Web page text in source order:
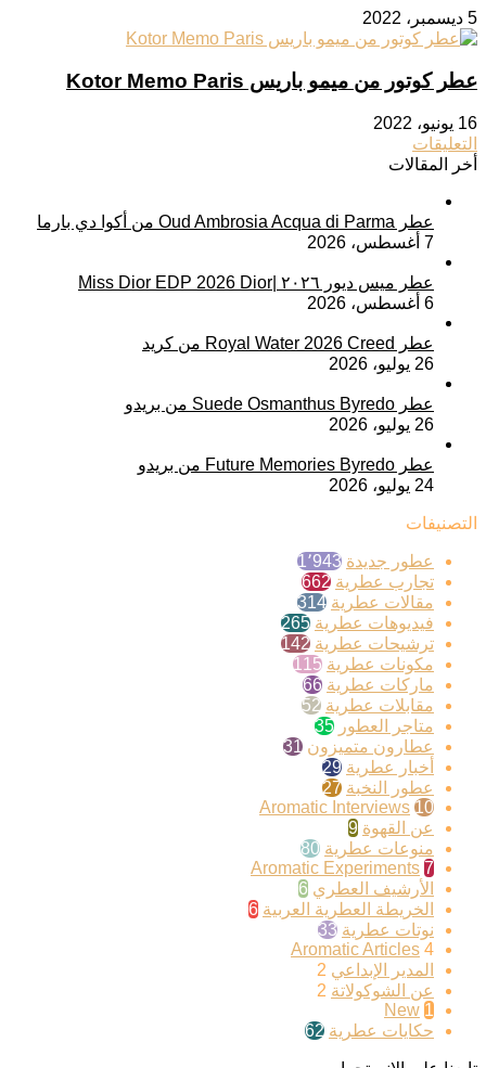
5 ديسمبر، 2022
عطر كوتور من ميمو باريس Kotor Memo Paris
16 يونيو، 2022
التعليقات
أخر المقالات
عطر Oud Ambrosia Acqua di Parma من أكوا دي بارما
7 أغسطس، 2026
عطر ميس ديور ٢٠٢٦ |Miss Dior EDP 2026 Dior
6 أغسطس، 2026
عطر Royal Water 2026 Creed من كريد
26 يوليو، 2026
عطر Suede Osmanthus Byredo من بريدو
26 يوليو، 2026
عطر Future Memories Byredo من بريدو
24 يوليو، 2026
التصنيفات
عطور جديدة 1٬943
تجارب عطرية 662
مقالات عطرية 314
فيديوهات عطرية 265
ترشيحات عطرية 142
مكونات عطرية 115
ماركات عطرية 66
مقابلات عطرية 52
متاجر العطور 35
عطارون متميزون 31
أخبار عطرية 29
عطور النخبة 27
Aromatic Interviews 10
عن القهوة 9
منوعات عطرية 80
Aromatic Experiments 7
الأرشيف العطري 6
الخريطة العطرية العربية 6
نوتات عطرية 33
Aromatic Articles 4
المدير الإبداعي 2
عن الشوكولاتة 2
New 1
حكايات عطرية 62